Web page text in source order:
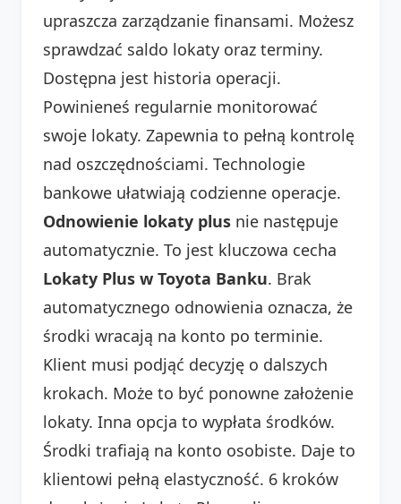
upraszcza zarządzanie finansami. Możesz
sprawdzać saldo lokaty oraz terminy.
Dostępna jest historia operacji.
Powinieneś regularnie monitorować
swoje lokaty. Zapewnia to pełną kontrolę
nad oszczędnościami. Technologie
bankowe ułatwiają codzienne operacje.
Odnowienie lokaty plus nie następuje
automatycznie. To jest kluczowa cecha
Lokaty Plus w Toyota Banku. Brak
automatycznego odnowienia oznacza, że
środki wracają na konto po terminie.
Klient musi podjąć decyzję o dalszych
krokach. Może to być ponowne założenie
lokaty. Inna opcja to wypłata środków.
Środki trafiają na konto osobiste. Daje to
klientowi pełną elastyczność. 6 kroków